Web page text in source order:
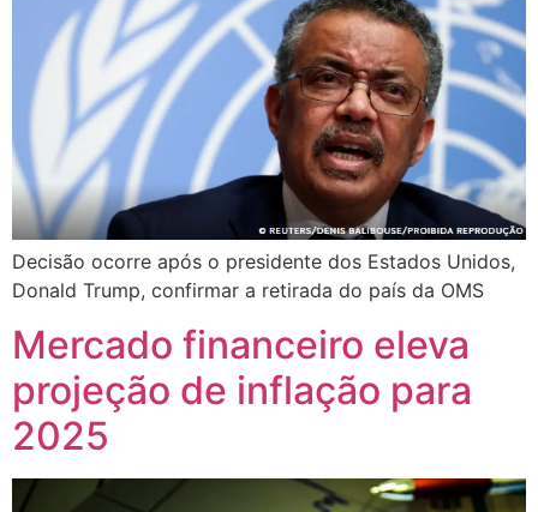
Decisão ocorre após o presidente dos Estados Unidos,
Donald Trump, confirmar a retirada do país da OMS
Mercado financeiro eleva
projeção de inflação para
2025